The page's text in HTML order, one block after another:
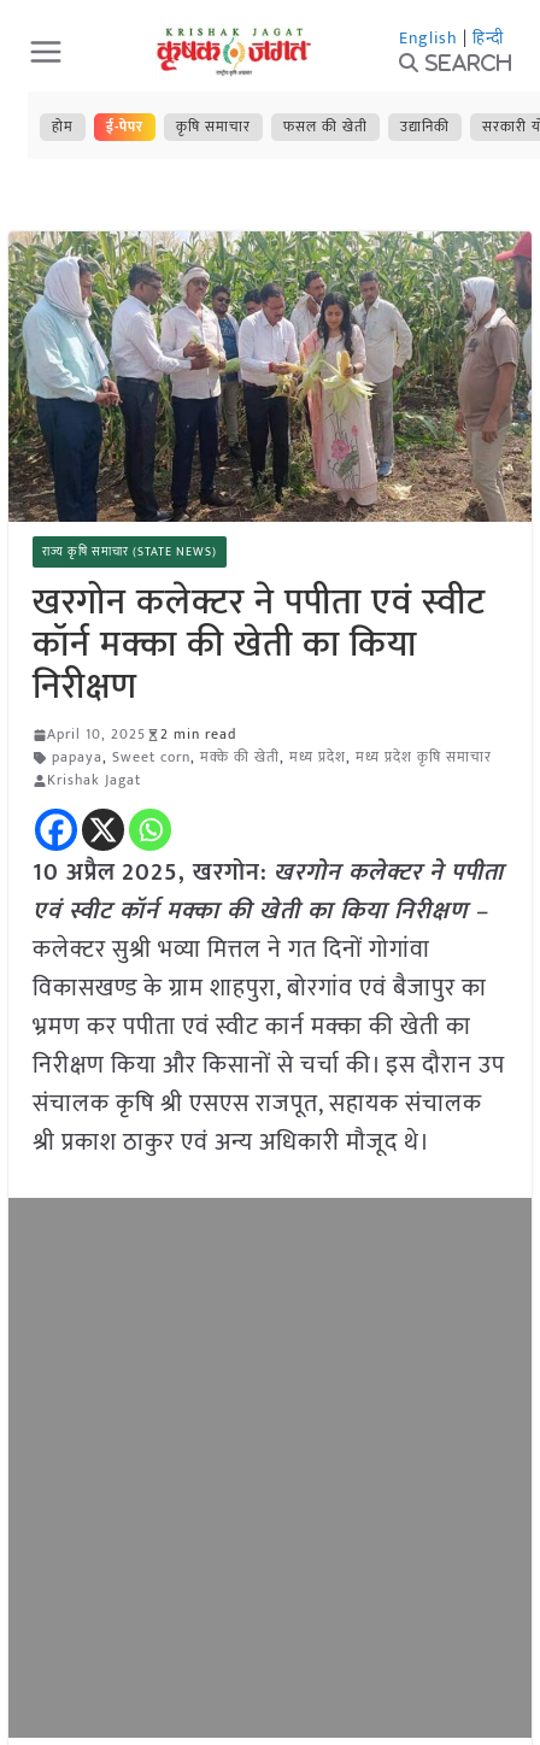
Skip
to
content
English | हिन्दी
Search
होम ई-पेपर कृषि समाचार फसल की खेती उद्यानिकी सरकारी
राज्य कृषि समाचार (STATE NEWS)
खरगोन कलेक्टर ने पपीता एवं स्वीट
कॉर्न मक्का की खेती का किया
निरीक्षण
April 10, 2025
2 min read
papaya, Sweet corn, मक्के की खेती, मध्य प्रदेश, मध्य प्रदेश कृषि समाचार
Krishak Jagat
10 अप्रैल2025,खरगोन: खरगोन कलेक्टर ने पपीता
एवं स्वीट कॉर्न मक्का की खेती का किया निरीक्षण –
कलेक्टर सुश्री भव्या मित्तल ने गत दिनों गोगांवा
विकासखण्ड के ग्राम शाहपुरा, बोरगांव एवं बैजापुर का
भ्रमण कर पपीता एवं स्वीट कार्न मक्का की खेती का
निरीक्षण किया और किसानों से चर्चा की। इस दौरान उप
संचालक कृषि श्री एसएस राजपूत, सहायक संचालक
श्री प्रकाश ठाकुर एवं अन्य अधिकारी मौजूद थे।